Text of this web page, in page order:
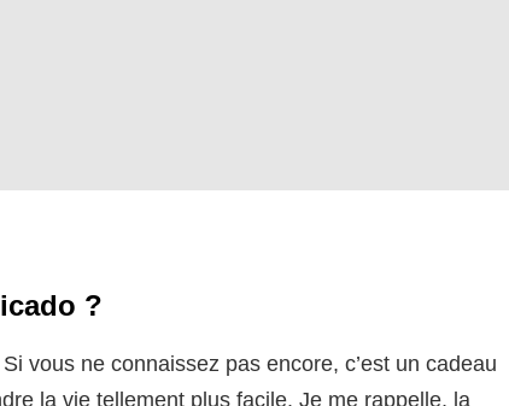
?
vous ne connaissez pas encore, c’est un cadeau
la vie tellement plus facile. Je me rappelle, la